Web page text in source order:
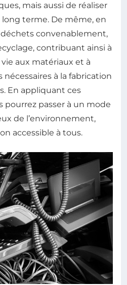
mais aussi de réaliser
terme. De même, en
convenablement,
contribuant ainsi à
aux matériaux et à
nécessaires à la fabrication
En appliquant ces
pourrez passer à un mode
de l’environnement,
accessible à tous.